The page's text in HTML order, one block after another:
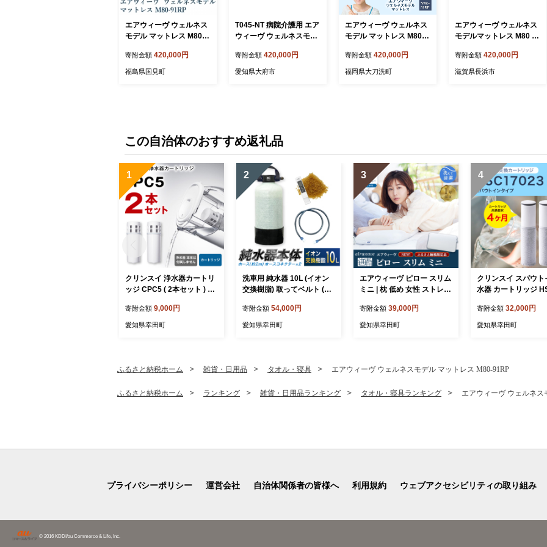
エアウィーヴ ウェルネス
モデル マットレス M80-9
寄附金額 420,000円
福島県国見町
T045-NT 病院介護用 エア
ウィーヴ ウェルネスモデ
( 愛知県 大府市 エアウィ
ーヴ エアウィーブ 寝具 )
寄附金額 420,000円
愛知県大府市
エアウィーヴ ウェルネス
モデル マットレス M80-9
ッド マットレス セミダブ
ル ダブル クイーン オー
寄附金額 420,000円
福岡県大刀洗町
エアウィーヴ ウェルネス
モデルマットレス M80 91
社エアウィーヴ [AQBV10
4] エアウィーブ マットレ
寄附金額 420,000円
滋賀県長浜市
この自治体のおすすめ返礼品
1
クリンスイ 浄水器カートリ
ッジ CPC5 ( 2本セット ) 水
浄水器 コンパクト ろ過 カ
ートリッジ 交換用
寄附金額 9,000円
愛知県幸田町
2
洗車用 純水器 10L (イオン
交換樹脂) 取ってベルト (ホ
ター×2) 洗車 ホース付き
寄附金額 54,000円
愛知県幸田町
3
エアウィーヴ ピロー スリム
ミニ | 枕 低め 女性 ストレー
洗える枕 高さ調整シート ギ
フト 日本製 airweave エア
寄附金額 39,000円
愛知県幸田町
4
クリンスイ スパウト
水器 カートリッジ
トインタイプ 水 お
ろ過
寄附金額 32,000円
愛知県幸田町
ふるさと納税ホーム 雑貨・日用品 タオル・寝具 エアウィーヴ ウェルネスモデル マットレス M80-91RP
ふるさと納税ホーム ランキング 雑貨・日用品ランキング タオル・寝具ランキング エアウィーヴ ウェルネス
プライバシーポリシー 運営会社 自治体関係者の皆様へ 利用規約 ウェブアクセシビリティの取り組み
© 2016 KDDI/au Commerce & Life, Inc.